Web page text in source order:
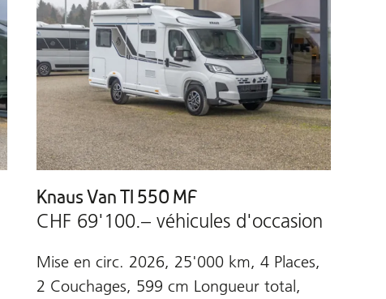
Knaus Van TI 550 MF
CHF 69'100.– véhicules d'occasion
Mise en circ. 2026, 25'000 km, 4 Places,
2 Couchages, 599 cm Longueur total,